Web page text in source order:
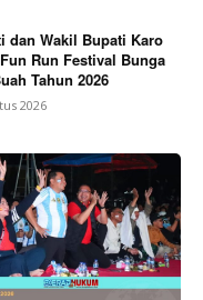
dan Wakil Bupati Karo
Run Festival Bunga
Tahun 2026
2026